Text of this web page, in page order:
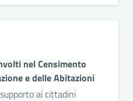
nel Censimento
e delle Abitazioni
ai cittadini